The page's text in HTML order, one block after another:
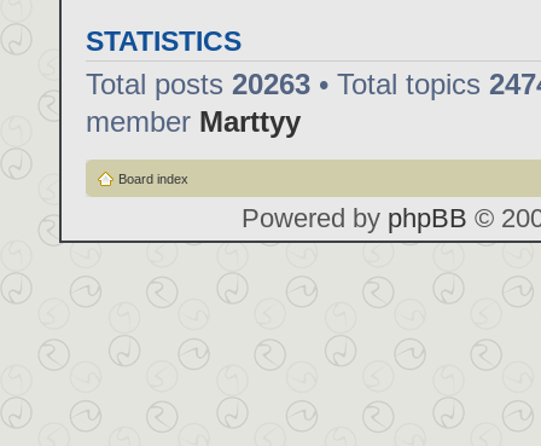
STATISTICS
Total posts 20263 • Total topics
member Marttyy
Board index
Powered by phpBB ©